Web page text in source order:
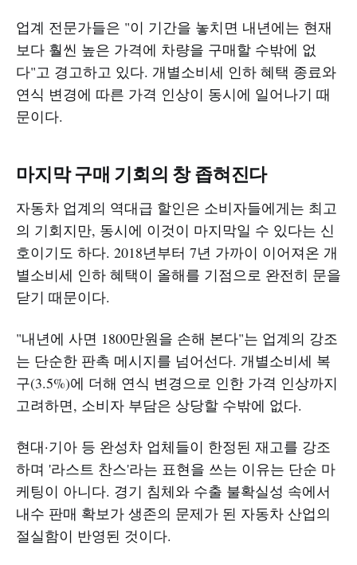
업계 전문가들은 "이 기간을 놓치면 내년에는 현재
보다 훨씬 높은 가격에 차량을 구매할 수밖에 없
다"고 경고하고 있다. 개별소비세 인하 혜택 종료와
연식 변경에 따른 가격 인상이 동시에 일어나기 때
문이다.
마지막 구매 기회의 창 좁혀진다
자동차 업계의 역대급 할인은 소비자들에게는 최고
의 기회지만, 동시에 이것이 마지막일 수 있다는 신
호이기도 하다. 2018년부터 7년 가까이 이어져온 개
별소비세 인하 혜택이 올해를 기점으로 완전히 문을
닫기 때문이다.
"내년에 사면 1800만원을 손해 본다"는 업계의 강조
는 단순한 판촉 메시지를 넘어선다. 개별소비세 복
구(3.5%)에 더해 연식 변경으로 인한 가격 인상까지
고려하면, 소비자 부담은 상당할 수밖에 없다.
현대·기아 등 완성차 업체들이 한정된 재고를 강조
하며 '라스트 찬스'라는 표현을 쓰는 이유는 단순 마
케팅이 아니다. 경기 침체와 수출 불확실성 속에서
내수 판매 확보가 생존의 문제가 된 자동차 산업의
절실함이 반영된 것이다.